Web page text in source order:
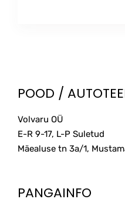
POOD /
Volvaru OÜ
E-R 9-17, L-P Suletud
Mäealuse tn 3a/1,
PANGAINFO